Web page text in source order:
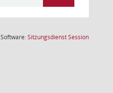
Software:SitzungsdienstSession(Wird in